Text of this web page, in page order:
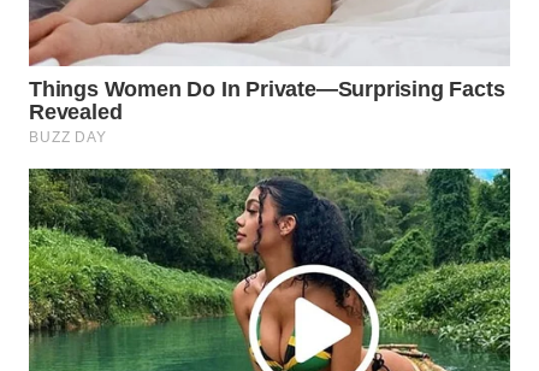
WAHANA
NEWS
WAHANA
WAHANA
ADVOKAT
WAHANA
INFRASTRUKTUR